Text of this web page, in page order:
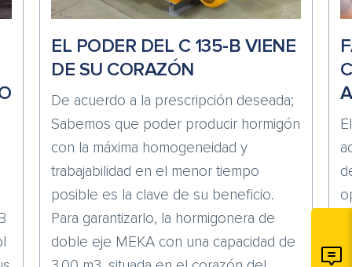
EL PODER DEL C 135-B VIENE
DE SU CORAZÓN
De acuerdo a la prescripción deseada;
Sabemos que poder producir hormigón
con la máxima homogeneidad y
trabajabilidad en el menor tiempo
posible es la clave de su beneficio.
Para garantizarlo, la hormigonera de
doble eje MEKA con una capacidad de